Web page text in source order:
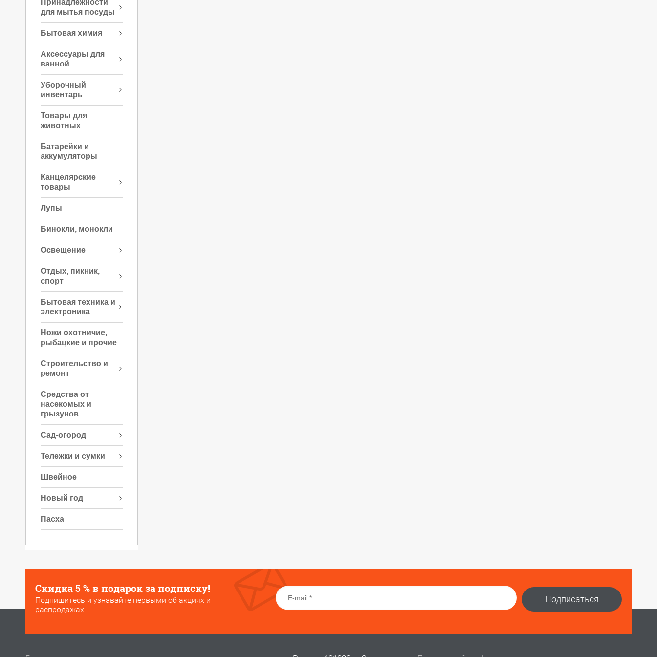
Принадлежности
для мытья посуды
Бытовая химия
Аксессуары для
ванной
Уборочный
инвентарь
Товары для
животных
Батарейки и
аккумуляторы
Канцелярские
товары
Лупы
Бинокли, монокли
Освещение
Отдых, пикник,
спорт
Бытовая техника и
электроника
Ножи охотничие,
рыбацкие и прочие
Строительство и
ремонт
Средства от
насекомых и
грызунов
Сад-огород
Тележки и сумки
Швейное
Новый год
Пасха
Скидка 5 % в подарок за подписку!
Подпишитесь и узнавайте первыми об акциях и
распродажах
Подписаться